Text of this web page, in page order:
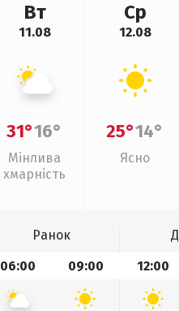
Вт
11.08
31°16°
Мінлива
хмарність
Ср
12.08
25°14°
Ясно
Ранок
06:00 09:00 12:00